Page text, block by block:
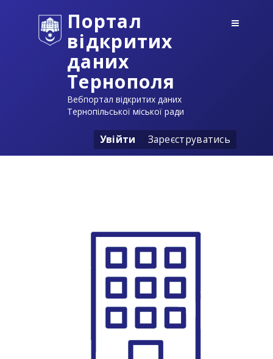
Портал
відкритих
даних
Тернополя
Вебпортал відкритих даних
Тернопільської міської ради
Увійти Зареєструватись